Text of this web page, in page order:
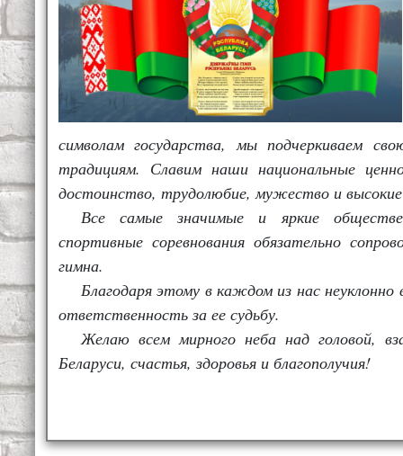
символам государства, мы подчеркиваем
традициям. Славим наши национальные
достоинство, трудолюбие, мужество и
Все самые значимые и яркие
спортивные соревнования обязательно
гимна.
Благодаря этому в каждом из нас
ответственность за ее судьбу.
Желаю всем мирного неба над головой,
Беларуси, счастья, здоровья и благополучия!